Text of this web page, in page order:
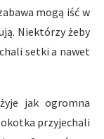
mogą iść w
Niektórzy żeby
setki a nawet
jak ogromna
przyjechali